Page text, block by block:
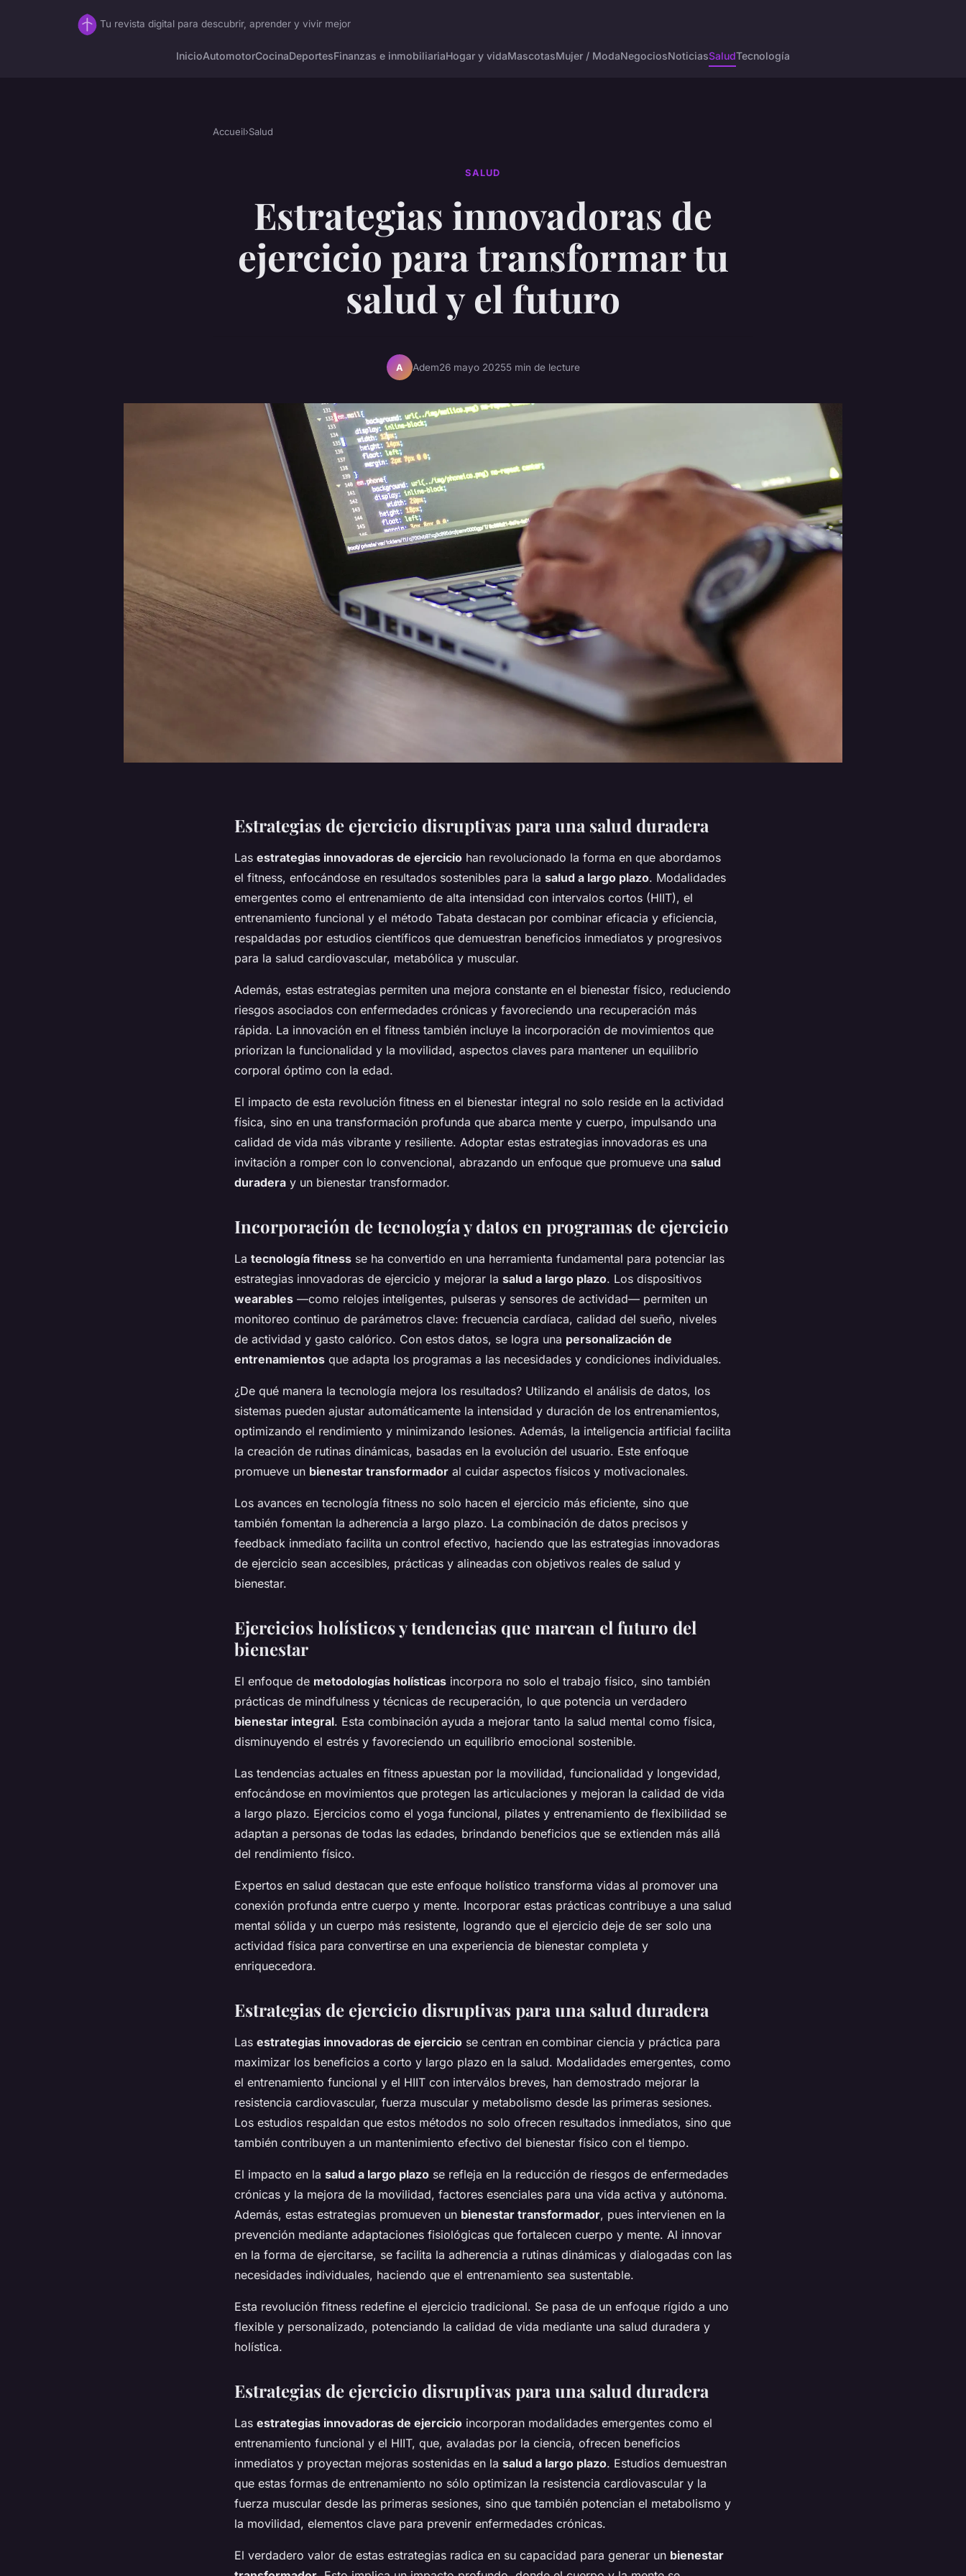
Tu revista digital para descubrir, aprender y vivir mejor
InicioAutomotorCocinaDeportesFinanzas e inmobiliariaHogar y vidaMascotasMujer / ModaNegociosNoticiasSaludTecnología
Accueil›Salud
SALUD
Estrategias innovadoras de
ejercicio para transformar tu
salud y el futuro
A Adem26 mayo 20255 min de lecture
Estrategias de ejercicio disruptivas para una salud duradera
Las estrategias innovadoras de ejercicio han revolucionado la forma en que abordamos
el fitness, enfocándose en resultados sostenibles para la salud a largo plazo. Modalidades
emergentes como el entrenamiento de alta intensidad con intervalos cortos (HIIT), el
entrenamiento funcional y el método Tabata destacan por combinar eficacia y eficiencia,
respaldadas por estudios científicos que demuestran beneficios inmediatos y progresivos
para la salud cardiovascular, metabólica y muscular.
Además, estas estrategias permiten una mejora constante en el bienestar físico, reduciendo
riesgos asociados con enfermedades crónicas y favoreciendo una recuperación más
rápida. La innovación en el fitness también incluye la incorporación de movimientos que
priorizan la funcionalidad y la movilidad, aspectos claves para mantener un equilibrio
corporal óptimo con la edad.
El impacto de esta revolución fitness en el bienestar integral no solo reside en la actividad
física, sino en una transformación profunda que abarca mente y cuerpo, impulsando una
calidad de vida más vibrante y resiliente. Adoptar estas estrategias innovadoras es una
invitación a romper con lo convencional, abrazando un enfoque que promueve una salud
duradera y un bienestar transformador.
Incorporación de tecnología y datos en programas de ejercicio
La tecnología fitness se ha convertido en una herramienta fundamental para potenciar las
estrategias innovadoras de ejercicio y mejorar la salud a largo plazo. Los dispositivos
wearables —como relojes inteligentes, pulseras y sensores de actividad— permiten un
monitoreo continuo de parámetros clave: frecuencia cardíaca, calidad del sueño, niveles
de actividad y gasto calórico. Con estos datos, se logra una personalización de
entrenamientos que adapta los programas a las necesidades y condiciones individuales.
¿De qué manera la tecnología mejora los resultados? Utilizando el análisis de datos, los
sistemas pueden ajustar automáticamente la intensidad y duración de los entrenamientos,
optimizando el rendimiento y minimizando lesiones. Además, la inteligencia artificial facilita
la creación de rutinas dinámicas, basadas en la evolución del usuario. Este enfoque
promueve un bienestar transformador al cuidar aspectos físicos y motivacionales.
Los avances en tecnología fitness no solo hacen el ejercicio más eficiente, sino que
también fomentan la adherencia a largo plazo. La combinación de datos precisos y
feedback inmediato facilita un control efectivo, haciendo que las estrategias innovadoras
de ejercicio sean accesibles, prácticas y alineadas con objetivos reales de salud y
bienestar.
Ejercicios holísticos y tendencias que marcan el futuro del
bienestar
El enfoque de metodologías holísticas incorpora no solo el trabajo físico, sino también
prácticas de mindfulness y técnicas de recuperación, lo que potencia un verdadero
bienestar integral. Esta combinación ayuda a mejorar tanto la salud mental como física,
disminuyendo el estrés y favoreciendo un equilibrio emocional sostenible.
Las tendencias actuales en fitness apuestan por la movilidad, funcionalidad y longevidad,
enfocándose en movimientos que protegen las articulaciones y mejoran la calidad de vida
a largo plazo. Ejercicios como el yoga funcional, pilates y entrenamiento de flexibilidad se
adaptan a personas de todas las edades, brindando beneficios que se extienden más allá
del rendimiento físico.
Expertos en salud destacan que este enfoque holístico transforma vidas al promover una
conexión profunda entre cuerpo y mente. Incorporar estas prácticas contribuye a una salud
mental sólida y un cuerpo más resistente, logrando que el ejercicio deje de ser solo una
actividad física para convertirse en una experiencia de bienestar completa y
enriquecedora.
Estrategias de ejercicio disruptivas para una salud duradera
Las estrategias innovadoras de ejercicio se centran en combinar ciencia y práctica para
maximizar los beneficios a corto y largo plazo en la salud. Modalidades emergentes, como
el entrenamiento funcional y el HIIT con interválos breves, han demostrado mejorar la
resistencia cardiovascular, fuerza muscular y metabolismo desde las primeras sesiones.
Los estudios respaldan que estos métodos no solo ofrecen resultados inmediatos, sino que
también contribuyen a un mantenimiento efectivo del bienestar físico con el tiempo.
El impacto en la salud a largo plazo se refleja en la reducción de riesgos de enfermedades
crónicas y la mejora de la movilidad, factores esenciales para una vida activa y autónoma.
Además, estas estrategias promueven un bienestar transformador, pues intervienen en la
prevención mediante adaptaciones fisiológicas que fortalecen cuerpo y mente. Al innovar
en la forma de ejercitarse, se facilita la adherencia a rutinas dinámicas y dialogadas con las
necesidades individuales, haciendo que el entrenamiento sea sustentable.
Esta revolución fitness redefine el ejercicio tradicional. Se pasa de un enfoque rígido a uno
flexible y personalizado, potenciando la calidad de vida mediante una salud duradera y
holística.
Estrategias de ejercicio disruptivas para una salud duradera
Las estrategias innovadoras de ejercicio incorporan modalidades emergentes como el
entrenamiento funcional y el HIIT, que, avaladas por la ciencia, ofrecen beneficios
inmediatos y proyectan mejoras sostenidas en la salud a largo plazo. Estudios demuestran
que estas formas de entrenamiento no sólo optimizan la resistencia cardiovascular y la
fuerza muscular desde las primeras sesiones, sino que también potencian el metabolismo y
la movilidad, elementos clave para prevenir enfermedades crónicas.
El verdadero valor de estas estrategias radica en su capacidad para generar un bienestar